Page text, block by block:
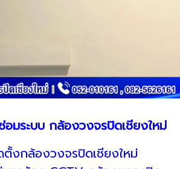
มระบบ กล้องวงจรปิดเชียงใหม่
ตั้งกล้องวงจรปิดเชียงใหม่